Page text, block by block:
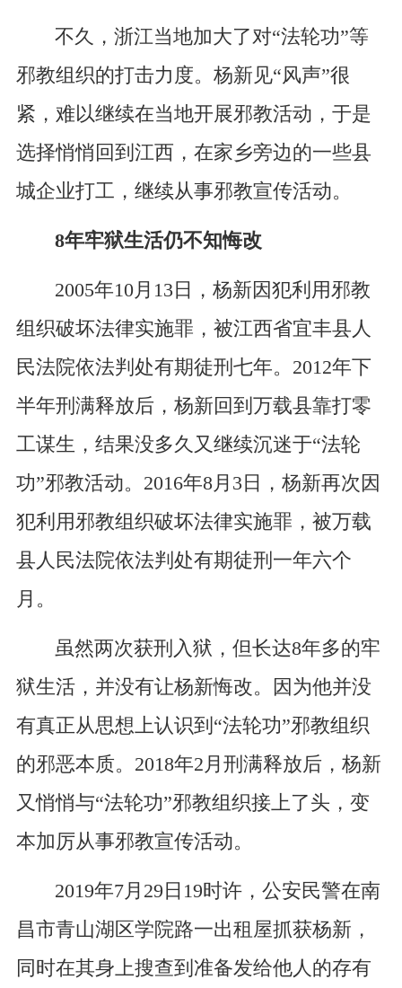
不久，浙江当地加大了对“法轮功”等
邪教组织的打击力度。杨新见“风声”很
紧，难以继续在当地开展邪教活动，于是
选择悄悄回到江西，在家乡旁边的一些县
城企业打工，继续从事邪教宣传活动。
8年牢狱生活仍不知悔改
2005年10月13日，杨新因犯利用邪教
组织破坏法律实施罪，被江西省宜丰县人
民法院依法判处有期徒刑七年。2012年下
半年刑满释放后，杨新回到万载县靠打零
工谋生，结果没多久又继续沉迷于“法轮
功”邪教活动。2016年8月3日，杨新再次因
犯利用邪教组织破坏法律实施罪，被万载
县人民法院依法判处有期徒刑一年六个
月。
虽然两次获刑入狱，但长达8年多的牢
狱生活，并没有让杨新悔改。因为他并没
有真正从思想上认识到“法轮功”邪教组织
的邪恶本质。2018年2月刑满释放后，杨新
又悄悄与“法轮功”邪教组织接上了头，变
本加厉从事邪教宣传活动。
2019年7月29日19时许，公安民警在南
昌市青山湖区学院路一出租屋抓获杨新，
同时在其身上搜查到准备发给他人的存有